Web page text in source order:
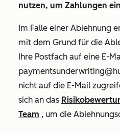
nutzen, um Zahlungen
Im Falle einer Ablehnung
mit dem Grund für die
Ihre Postfach auf eine E-
nicht auf die E-Mail
sich an das
Team , um die